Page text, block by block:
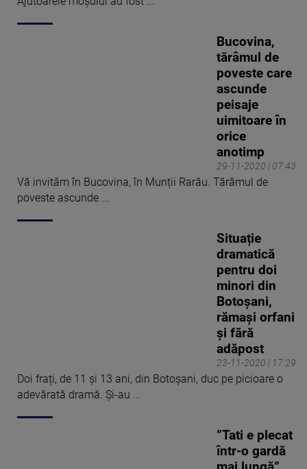
29-11-2020 | 07:43
Bucovina,
tărâmul de
poveste care
ascunde
peisaje
uimitoare în
orice
anotimp
Vă invităm în Bucovina, în Munții Rarău. Tărâmul de
poveste ascunde ...
23-11-2020 | 17:29
Situație
dramatică
pentru doi
minori din
Botoșani,
rămași orfani
și fără
adăpost
Doi frați, de 11 și 13 ani, din Botoșani, duc pe picioare o
adevărată dramă. Și-au ...
”Tati e plecat
într-o gardă